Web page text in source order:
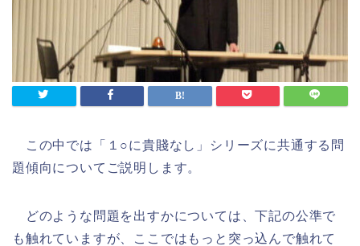
この中では「１○に貴賤なし」シリーズに共通する問
題傾向についてご説明します。
どのような問題を出すかについては、下記の公準で
も触れていますが、ここではもっと突っ込んで触れて